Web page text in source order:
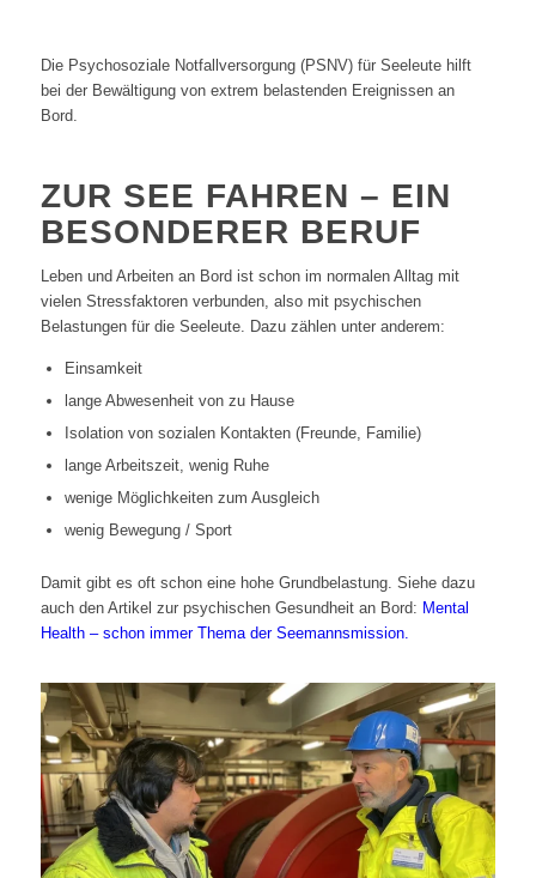
Die Psychosoziale Notfallversorgung (PSNV) für Seeleute hilft
bei der Bewältigung von extrem belastenden Ereignissen an
Bord.
ZUR SEE FAHREN – EIN
BESONDERER BERUF
Leben und Arbeiten an Bord ist schon im normalen Alltag mit
vielen Stressfaktoren verbunden, also mit psychischen
Belastungen für die Seeleute. Dazu zählen unter anderem:
Einsamkeit
lange Abwesenheit von zu Hause
Isolation von sozialen Kontakten (Freunde, Familie)
lange Arbeitszeit, wenig Ruhe
wenige Möglichkeiten zum Ausgleich
wenig Bewegung / Sport
Damit gibt es oft schon eine hohe Grundbelastung. Siehe dazu
auch den Artikel zur psychischen Gesundheit an Bord: Mental
Health – schon immer Thema der Seemannsmission.